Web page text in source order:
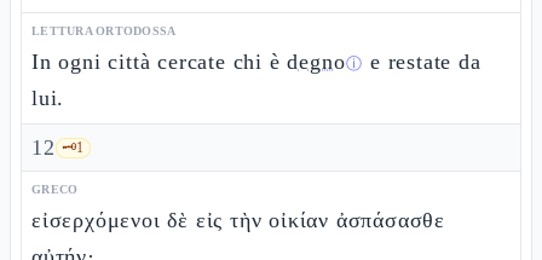
LETTURA ORTODOSSA
In ogni città cercate chi èdegnoⓘ e restate da
lui.
12 🗝️1
GRECO
εἰσερχόμενοι δὲ εἰς τὴν οἰκίαν ἀσπάσασθε